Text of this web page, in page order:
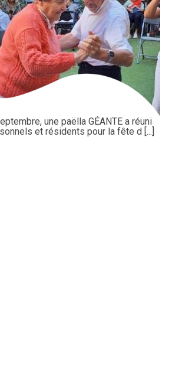
une paëlla GÉANTE a réuni
et résidents pour la fête d [...]